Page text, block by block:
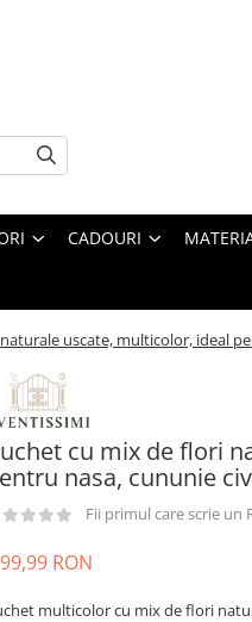
CADOURI
uscate, multicolor, ideal
cu mix de flori
nasa, cununie
Fii primul care scrie un
RON
multicolor cu mix de flori